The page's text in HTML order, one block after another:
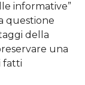
informative”
questione
della
una
fatti